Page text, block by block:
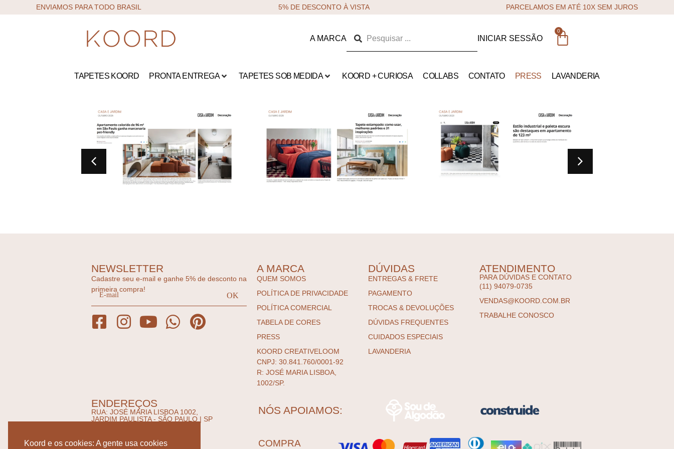
ENVIAMOS PARA TODO BRASIL 5% DE DESCONTO À VISTA PARCELAMOS EM ATÉ 10X SEM JUROS
A MARCA INICIAR SESSÃO
0
TAPETES KOORD PRONTA ENTREGA TAPETES SOB MEDIDA KOORD + CURIOSA COLLABS CONTATO PRESS LAVANDERIA
NEWSLETTER
Cadastre seu e-mail e ganhe 5% de desconto na
primeira compra!
A MARCA
QUEM SOMOS
POLÍTICA DE PRIVACIDADE
POLÍTICA COMERCIAL
TABELA DE CORES
PRESS
KOORD CREATIVELOOM
CNPJ: 30.841.760/0001-92
R: JOSÉ MARIA LISBOA,
1002/SP.
DÚVIDAS
ENTREGAS & FRETE
PAGAMENTO
TROCAS & DEVOLUÇÕES
DÚVIDAS FREQUENTES
CUIDADOS ESPECIAIS
LAVANDERIA
ATENDIMENTO
PARA DÚVIDAS E CONTATO
(11) 94079-0735
VENDAS@KOORD.COM.BR
TRABALHE CONOSCO
ENDEREÇOS
RUA: JOSÉ MARIA LISBOA 1002,
JARDIM PAULISTA - SÃO PAULO | SP
ATELIER PER LA CASA
RUA: JOSÉ SAPIENZA 349,
NÓS APOIAMOS:
COMPRA
Koord e os cookies: A gente usa cookies